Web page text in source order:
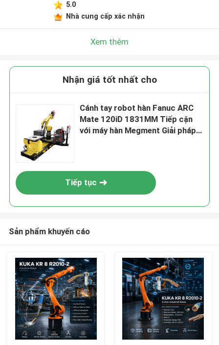
5.0
Nhà cung cấp xác nhận
Xem thêm
Nhận giá tốt nhất cho
Cánh tay robot hàn Fanuc ARC
Mate 120iD 1831MM Tiếp cận
với máy hàn Megment Giải pháp
Tiếp tục
Sản phẩm khuyến cáo